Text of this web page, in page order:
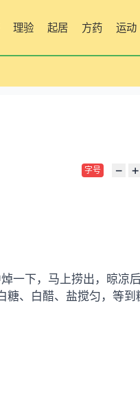
理验 起居 方药 运动
字号 − +
下，马上捞出，晾凉后
、白醋、盐搅匀，等到